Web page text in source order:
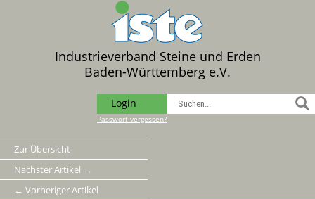
Industrieverband Steine und Erden
Baden-Württemberg e.V.
Login
Passwort vergessen?
Zur Übersicht
Nächster Artikel →
← Vorheriger Artikel